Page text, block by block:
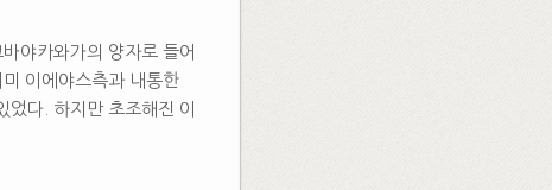
야카와가의 양자로 들어
이에야스측과 내통한
다. 하지만 초조해진 이